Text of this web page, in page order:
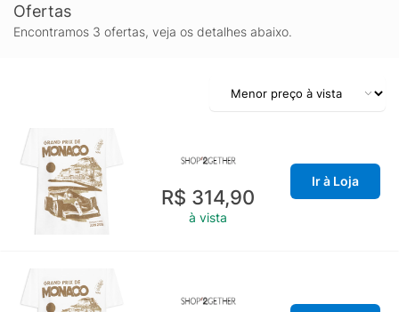
Ofertas
Encontramos 3 ofertas, veja os detalhes abaixo.
R$ 314,90
à vista
Ir à Loja